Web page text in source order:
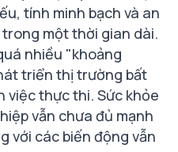
tính minh bạch và an
một thời gian dài.
nhiều "khoảng
triển thị trường bất
việc thực thi. Sức khỏe
vẫn chưa đủ mạnh
với các biến động vẫn